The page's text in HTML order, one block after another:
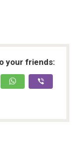
your friends: